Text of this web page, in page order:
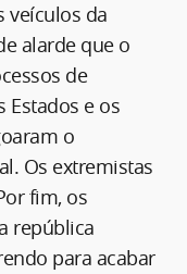
veículos da
alarde que o
de
Estados e os
o
Os extremistas
fim, os
república
para acabar